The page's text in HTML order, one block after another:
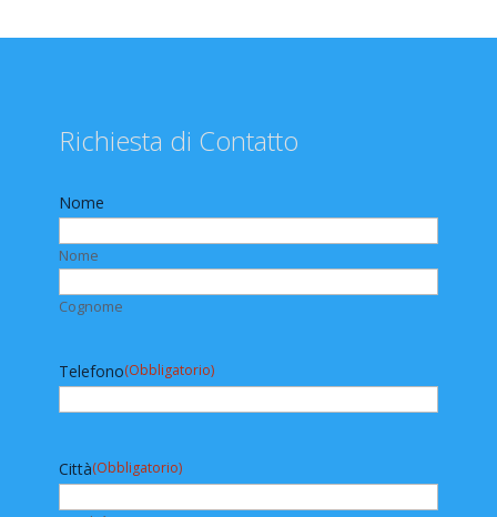
Richiesta di Contatto
Nome
Nome
Cognome
Telefono(Obbligatorio)
Città(Obbligatorio)